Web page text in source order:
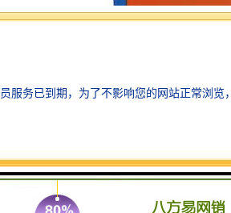
种织物上压花、压泡、压皱、压商
涂层、人革、纸张、铝板上压商
各类深浅的花型、花纹。 压花